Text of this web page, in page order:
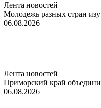
Лента новостей
Молодежь разных стран
06.08.2026
Лента новостей
Приморский край
06.08.2026